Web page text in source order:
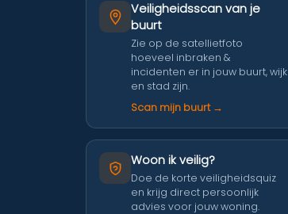
Veiligheidsscan van je
buurt
Zie op de satellietfoto
hoeveel inbraken &
incidenten er in jouw buurt, wijk
en stad zijn.
Scan mijn buurt →
Woon ik veilig?
Doe de korte veiligheidsquiz
en krijg direct persoonlijk
advies voor jouw woning.